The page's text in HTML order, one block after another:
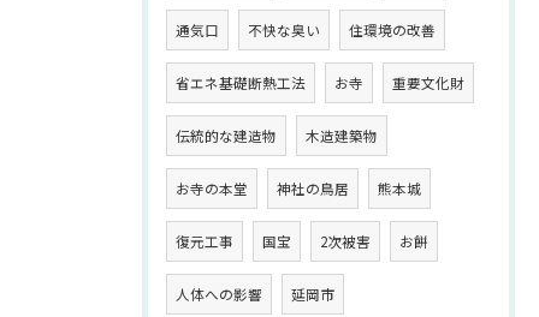
通気口 不快な臭い 住環境の改善
省エネ基礎断熱工法 お寺 重要文化財
伝統的な建造物 木造建築物
お寺の本堂 神社の鳥居 熊本城
復元工事 国宝 2次被害 お餅
人体への影響 延岡市